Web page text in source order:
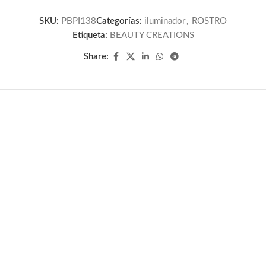
SKU: PBPI138Categorías: iluminador , ROSTRO
Etiqueta: BEAUTY CREATIONS
Share: